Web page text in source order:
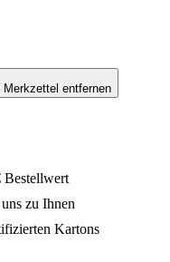
Merkzettel entfernen
Bestellwert
zu Ihnen
Kartons